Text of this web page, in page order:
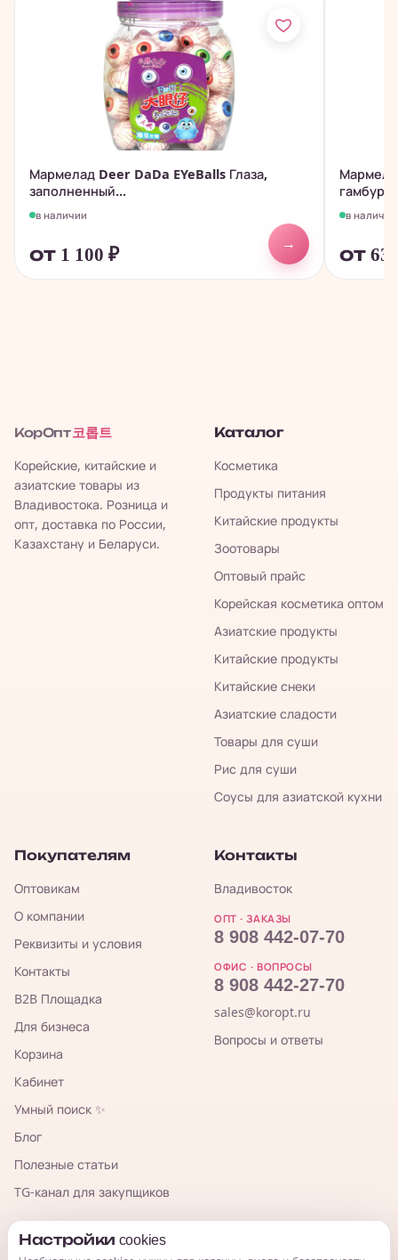
Мармелад Deer DaDa EYeBalls Глаза,
заполненный...
в наличии
от 1 100 ₽
→
в наличии
от
КорОпт 코롭트
Корейские, китайские и
азиатские товары из
Владивостока. Розница и
опт, доставка по России,
Казахстану и Беларуси.
Каталог
Косметика
Продукты питания
Китайские продукты
Зоотовары
Оптовый прайс
Корейская косметика оптом
Азиатские продукты
Китайские продукты
Китайские снеки
Азиатские сладости
Товары для суши
Рис для суши
Соусы для азиатской кухни
Покупателям
Оптовикам
О компании
Реквизиты и условия
Контакты
B2B Площадка
Для бизнеса
Корзина
Кабинет
Умный поиск ✨
Блог
Полезные статьи
TG-канал для закупщиков
Контакты
Владивосток
ОПТ · ЗАКАЗЫ
8 908 442-07-70
ОФИС · ВОПРОСЫ
8 908 442-27-70
sales@koropt.ru
Вопросы и ответы
Настройки cookies